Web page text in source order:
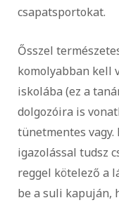
csapatsportokat.
Ősszel
komolyabban kell
iskolába (ez a
dolgozóira is
tünetmentes vagy.
igazolással tudsz
reggel kötelező a
be a suli kapuján,